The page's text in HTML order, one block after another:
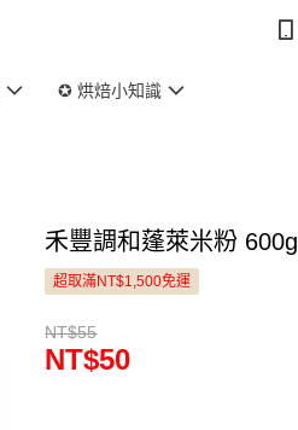
✪ 烘焙小知識
禾豐調和蓬萊米粉 600g
超取滿NT$1,500免運
NT$55
NT$50